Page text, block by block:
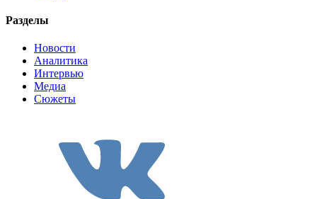
Разделы
Новости
Аналитика
Интервью
Медиа
Сюжеты